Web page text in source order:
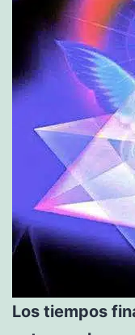
Los tiempos